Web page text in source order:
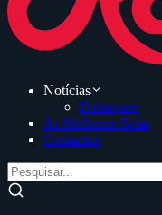
Notícias
Destaques
As Melhores Salas
Contactos